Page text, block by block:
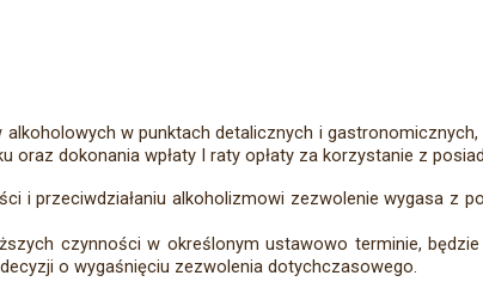
w punktach detalicznych i gastronomicznych,
dokonania wpłaty I raty opłaty za korzystanie z
i przeciwdziałaniu alkoholizmowi zezwolenie wygasa z
czynności w określonym ustawowo terminie,
o wygaśnięciu zezwolenia dotychczasowego.